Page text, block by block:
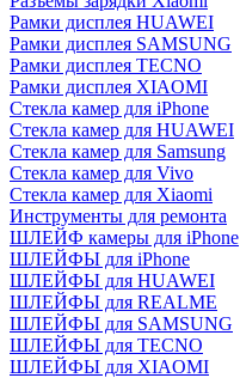
Рамки дисплея HUAWEI
Рамки дисплея SAMSUNG
Рамки дисплея TECNO
Рамки дисплея XIAOMI
Стекла камер для iPhone
Стекла камер для HUAWEI
Стекла камер для Samsung
Стекла камер для Vivo
Стекла камер для Xiaomi
Инструменты для ремонта
ШЛЕЙФ камеры для iPhone
ШЛЕЙФЫ для iPhone
ШЛЕЙФЫ для HUAWEI
ШЛЕЙФЫ для REALME
ШЛЕЙФЫ для SAMSUNG
ШЛЕЙФЫ для TECNO
ШЛЕЙФЫ для XIAOMI